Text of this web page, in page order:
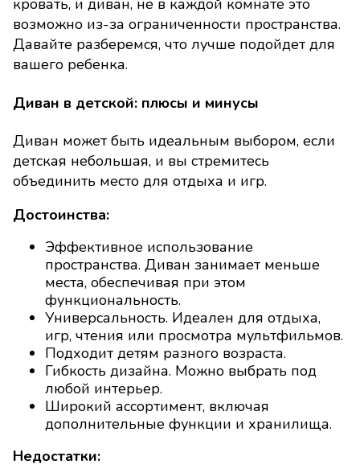
кровать, и диван, не в каждой комнате это
возможно из-за ограниченности пространства.
Давайте разберемся, что лучше подойдет для
вашего ребенка.
Диван в детской: плюсы и минусы
Диван может быть идеальным выбором, если
детская небольшая, и вы стремитесь
объединить место для отдыха и игр.
Достоинства:
Эффективное использование
пространства. Диван занимает меньше
места, обеспечивая при этом
функциональность.
Универсальность. Идеален для отдыха,
игр, чтения или просмотра мультфильмов.
Подходит детям разного возраста.
Гибкость дизайна. Можно выбрать под
любой интерьер.
Широкий ассортимент, включая
дополнительные функции и хранилища.
Недостатки: